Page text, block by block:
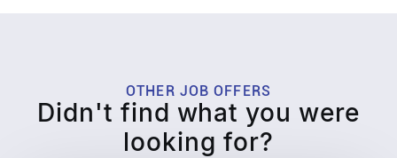
OTHER JOB OFFERS
Didn't find what you were
looking for?